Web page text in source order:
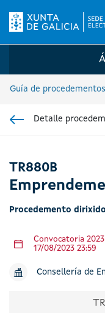
Logo da Sede
Guía de
Detalle
TR880B
Procedemento
Convocatoria
17/08/2023 23:59
Consellería de